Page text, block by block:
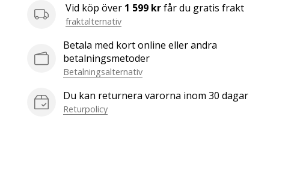
Vid köp över 1 599 krfår du gratis frakt
fraktalternativ
Betala med kort online eller andra
betalningsmetoder
Betalningsalternativ
Du kan returnera varorna inom 30 dagar
Returpolicy